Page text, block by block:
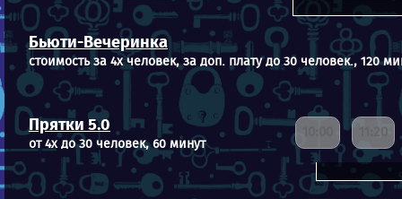
Бьюти-Вечеринка
стоимость за 4х человек, за доп. плату до 30 человек., 120
Прятки 5.0
от 4х до 30 человек, 60 минут
10:00 11:20